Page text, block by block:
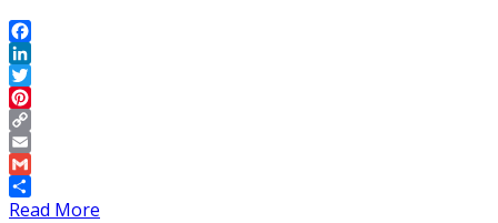
Facebook
LinkedIn
Twitter
Pinterest
Copy
Link
Email
Gmail
Share
Read More